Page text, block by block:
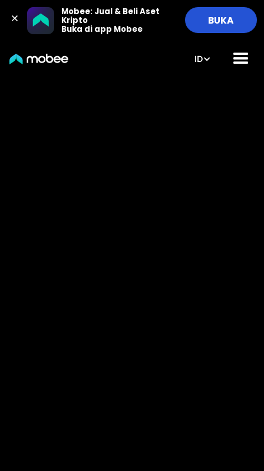
Mobee: Jual & Beli Aset
Kripto
Buka di app Mobee
BUKA
ID